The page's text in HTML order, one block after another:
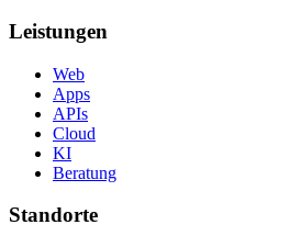
Leistungen
Web
Apps
APIs
Cloud
KI
Beratung
Standorte